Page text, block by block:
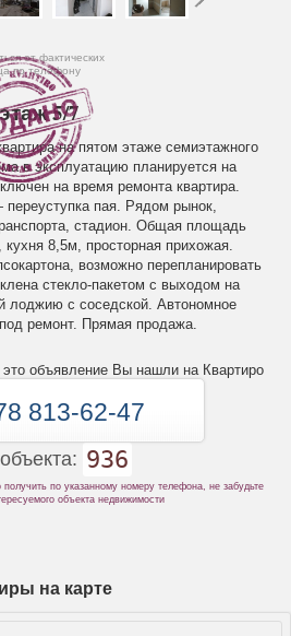
от фактических
по телефону
5/7
на пятом этаже семиэтажного
в эксплуатацию планируется на
на время ремонта квартира.
пая. Рядом рынок,
стадион. Общая площадь
8,5м, просторная прихожая.
возможно перепланировать
стекло-пакетом с выходом на
лоджию с соседской. Автономное
ремонт. Прямая продажа.
объявление Вы нашли на Квартиро
813-62-47
936
по указанному номеру телефона, не забудьте
объекта недвижимости
на карте